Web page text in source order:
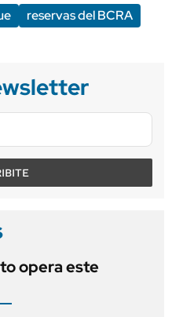
reservas del BCRA
opera este